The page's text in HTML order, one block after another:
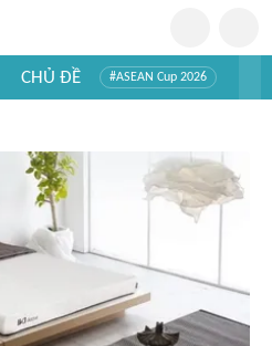
CHỦ ĐỀ #ASEAN Cup 2026